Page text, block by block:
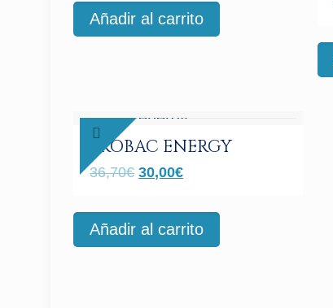
Añadir al carrito
PROBAC ENERGY
36,70€ El
original
era:
30,00€El
actual
es:
Añadir al carrito